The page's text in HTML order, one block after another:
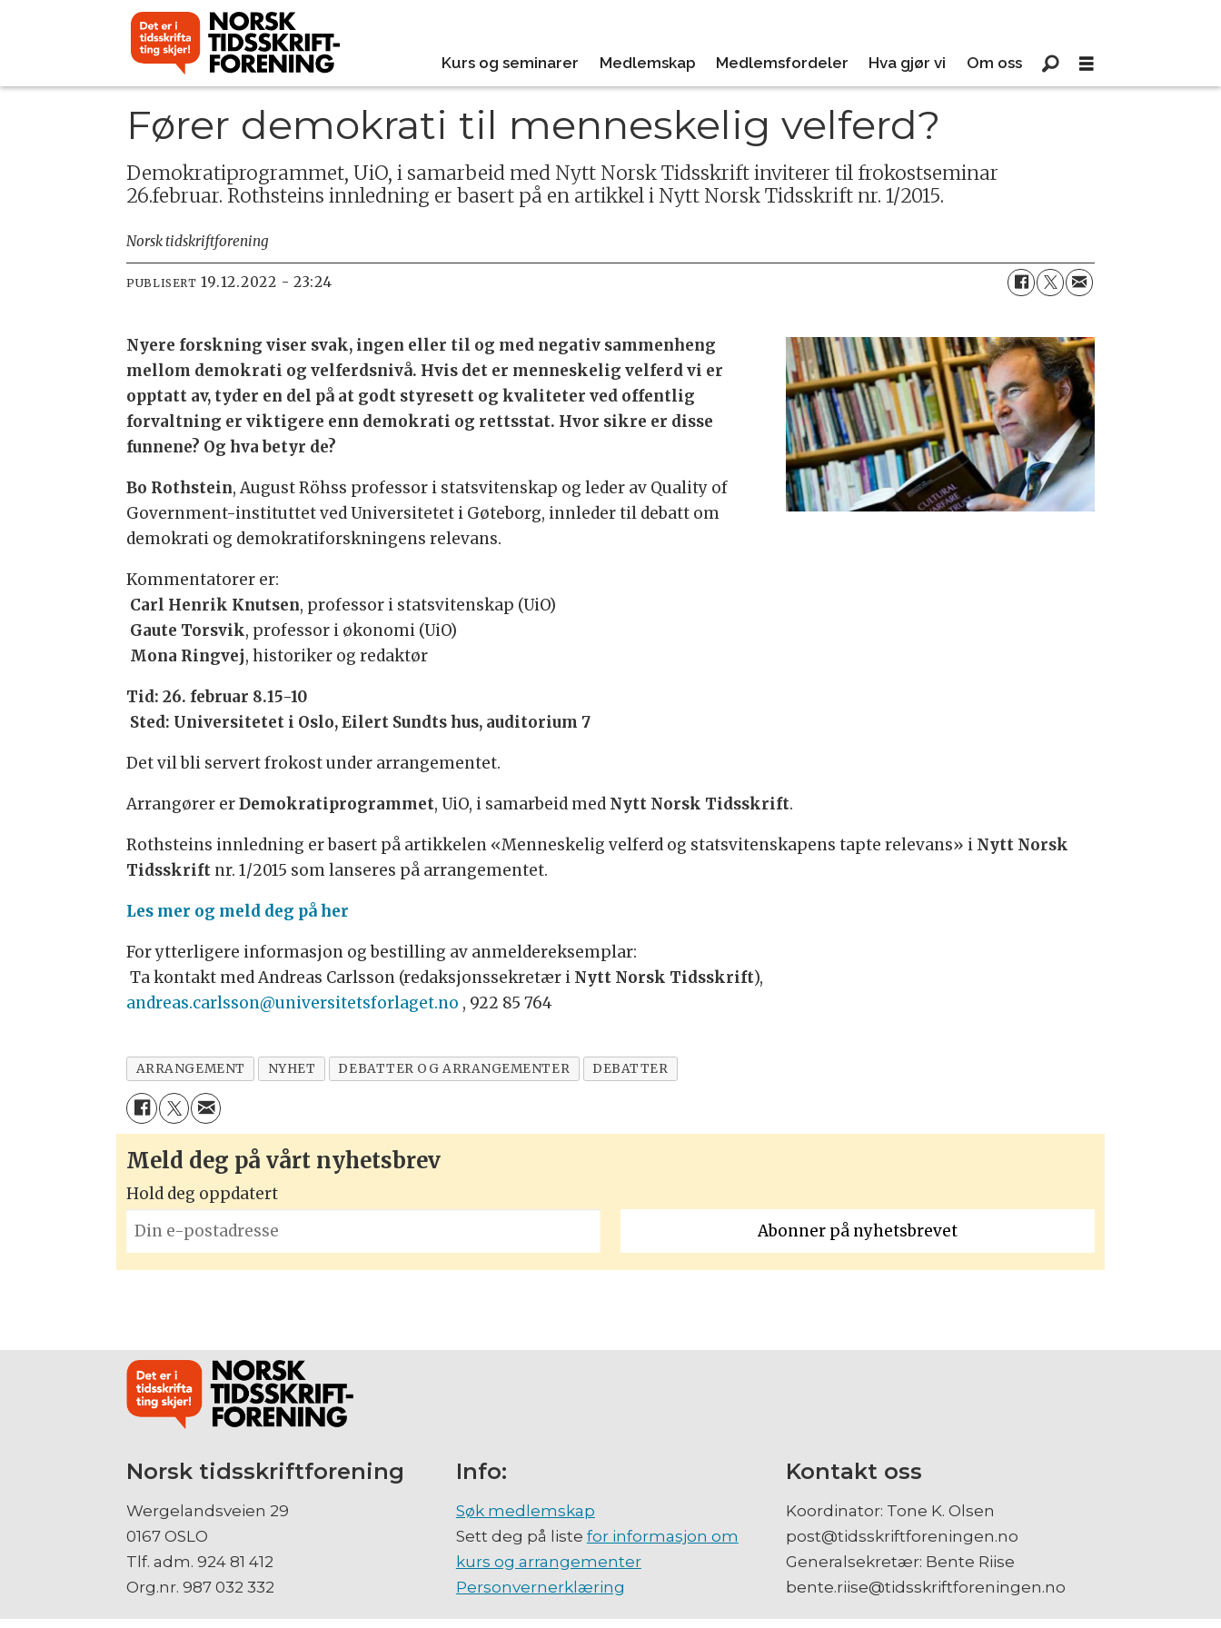
Kurs og seminarer Medlemskap Medlemsfordeler Hva gjør vi Om oss
Fører demokrati til menneskelig velferd?
Demokratiprogrammet, UiO, i samarbeid med Nytt Norsk Tidsskrift inviterer til frokostseminar
26.februar. Rothsteins innledning er basert på en artikkel i Nytt Norsk Tidsskrift nr. 1/2015.
Norsk tidskriftforening
PUBLISERT 19.12.2022 - 23:24
Nyere forskning viser svak, ingen eller til og med negativ sammenheng
mellom demokrati og velferdsnivå. Hvis det er menneskelig velferd vi er
opptatt av, tyder en del på at godt styresett og kvaliteter ved offentlig
forvaltning er viktigere enn demokrati og rettsstat. Hvor sikre er disse
funnene? Og hva betyr de?
Bo Rothstein, August Röhss professor i statsvitenskap og leder av Quality of
Government-instituttet ved Universitetet i Gøteborg, innleder til debatt om
demokrati og demokratiforskningens relevans.
Kommentatorer er:
Carl Henrik Knutsen, professor i statsvitenskap (UiO)
Gaute Torsvik, professor i økonomi (UiO)
Mona Ringvej, historiker og redaktør
Tid: 26. februar 8.15-10
Sted: Universitetet i Oslo, Eilert Sundts hus, auditorium 7
Det vil bli servert frokost under arrangementet.
Arrangører erDemokratiprogrammet, UiO, i samarbeid med Nytt Norsk Tidsskrift.
Rothsteins innledning er basert på artikkelen «Menneskelig velferd og statsvitenskapens tapte relevans» i Nytt Norsk
Tidsskrift nr. 1/2015 som lanseres på arrangementet.
Les mer og meld deg på her
For ytterligere informasjon og bestilling av anmeldereksemplar:
Ta kontakt med Andreas Carlsson (redaksjonssekretær i Nytt Norsk Tidsskrift),
andreas.carlsson@universitetsforlaget.no , 922 85 764
ARRANGEMENT NYHET DEBATTER OG ARRANGEMENTER DEBATTER
Meld deg på vårt nyhetsbrev
Hold deg oppdatert
Norsk tidsskriftforening
Wergelandsveien 29
0167 OSLO
Tlf. adm. 924 81 412
Org.nr. 987 032 332
Info:
Søk medlemskap
Sett deg på liste for informasjon om
kurs og arrangementer
Personvernerklæring
Kontakt oss
Koordinator: Tone K. Olsen
post@tidsskriftforeningen.no
Generalsekretær: Bente Riise
bente.riise@tidsskriftforeningen.no